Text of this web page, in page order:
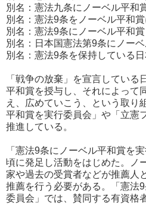
別名：憲法九条にノーベル平和
別名：憲法9条をノーベル平和賞
別名：憲法9条にノーベル平和賞
別名：日本国憲法第9条にノー
別名：憲法9条を保持している
「戦争の放棄」を宣言してい
平和賞を授与し、それによって
え、広めていこう、という取り
平和賞を実行委員会」や「立憲
推進している。
「憲法9条にノーベル平和賞を
頃に発足し活動をはじめた。ノ
家や過去の受賞者などが推薦人
推薦を行う必要がある。「憲法
委員会」では、賛同する有資格